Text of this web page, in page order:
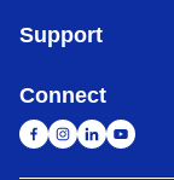
Support
Connect